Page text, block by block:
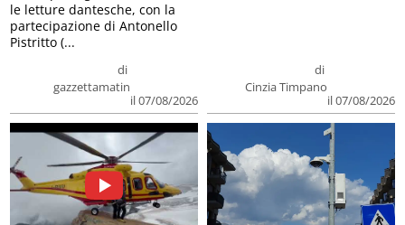
di
gazzettamatin
il 07/08/2026
le letture dantesche, con la
partecipazione di Antonello
Pistritto (...
di
Cinzia Timpano
il 07/08/2026